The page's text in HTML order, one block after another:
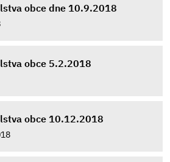
obce dne 10.9.2018
obce 5.2.2018
obce 10.12.2018